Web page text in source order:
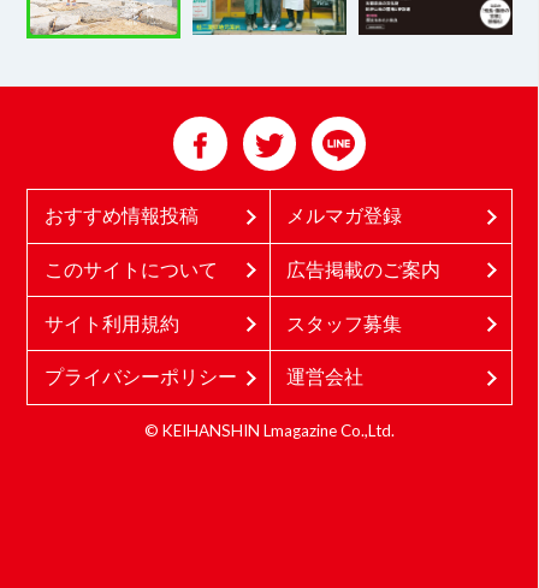
おすすめ情報投稿 メルマガ登録
このサイトについて 広告掲載のご案内
サイト利用規約 スタッフ募集
プライバシーポリシー 運営会社
© KEIHANSHIN Lmagazine Co.,Ltd.